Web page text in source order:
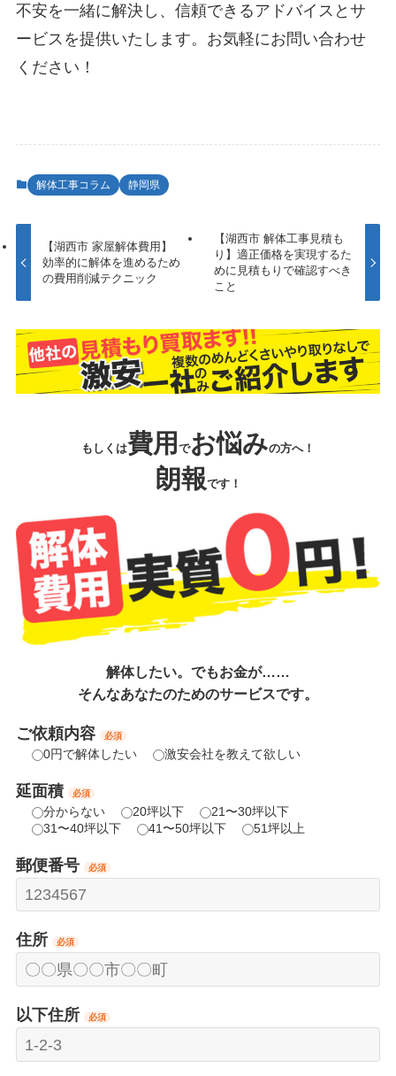
不安を一緒に解決し、信頼できるアドバイスとサ
ービスを提供いたします。お気軽にお問い合わせ
ください！
解体工事コラム 静岡県
【湖西市 家屋解体費用】
効率的に解体を進めるため
の費用削減テクニック
【湖西市 解体工事見積も
り】適正価格を実現するた
めに見積もりで確認すべき
こと
もしくは費用 でお悩みの方へ！
朗報です！
解体したい。でもお金が……
そんなあなたのためのサービスです。
ご依頼内容 必須
0円で解体したい 激安会社を教えて欲しい
延面積 必須
分からない 20坪以下
21〜30坪以下
31〜40坪以下
41〜50坪以下 51坪以上
郵便番号 必須
住所 必須
以下住所 必須